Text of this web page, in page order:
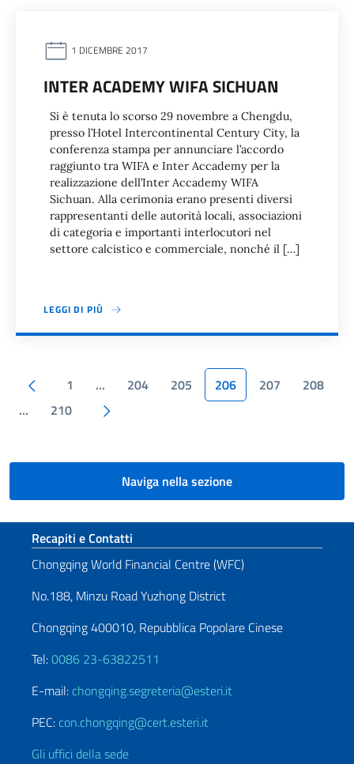
1 DICEMBRE 2017
INTER ACADEMY WIFA SICHUAN
Si è tenuta lo scorso 29 novembre a Chengdu,
presso l’Hotel Intercontinental Century City, la
conferenza stampa per annunciare l’accordo
raggiunto tra WIFA e Inter Accademy per la
realizzazione dell’Inter Accademy WIFA
Sichuan. Alla cerimonia erano presenti diversi
rappresentanti delle autorità locali, associazioni
di categoria e importanti interlocutori nel
settore calcistico e commerciale, nonché il […]
LEGGI DI PIÙ
Paginazione
Pagina precedente
1 … 204 205 206 207
208
…
210 Pagina successiva
Naviga nella sezione
Sezione footer
Recapiti e Contatti
Chongqing World Financial Centre (WFC)
No.188, Minzu Road Yuzhong District
Chongqing 400010, Repubblica Popolare Cinese
Tel:0086 23-63822511
E-mail: chongqing.segreteria@esteri.it
PEC: con.chongqing@cert.esteri.it
Gli uffici della sede